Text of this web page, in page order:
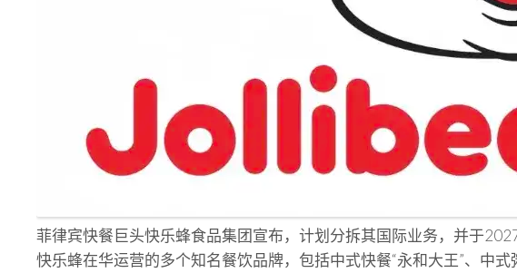
菲律宾快餐巨头快乐蜂食品集团宣布，计划分拆其国际业务，并于
快乐蜂在华运营的多个知名餐饮品牌，包括中式快餐“永和大王”、中